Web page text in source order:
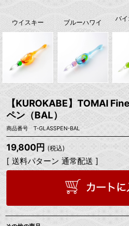
ウイスキー ブルーハワイ
バ
【KUROKABE】TOMAI
ペン（BAL）
商品番号 T-GLASSPEN-BAL
19,800円 (税込)
[ 送料パターン 通常配送 ]